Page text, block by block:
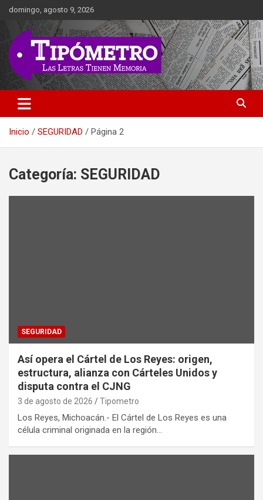
Saltar
contenido
domingo, agosto 9, 2026
Tipometro
Las Letras Tienen Memoria
Inicio SEGURIDAD Página 2
Categoría: SEGURIDAD
SEGURIDAD
Así opera el Cártel de Los Reyes: origen,
estructura, alianza con Cárteles Unidos y
disputa contra el CJNG
3 de agosto de 2026 Tipometro
Los Reyes, Michoacán.- El Cártel de Los Reyes es una
célula criminal originada en la región…